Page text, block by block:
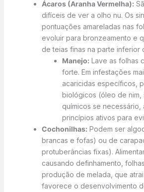
Ácaros (Aranha Vermelha):
difíceis de ver a olho nu. Os
pontuações amareladas nas
evoluir para bronzeamento e
de teias finas na parte inferior
Manejo:Lave as folhas
forte. Em infestações
acaricidas específicos,
biológicos (óleo de
químicos se necessário,
princípios ativos para
Cochonilhas:Podem ser
brancas e fofas) ou de
protuberâncias fixas).
causando definhamento,
produção de melada, que
favorece o desenvolvimento